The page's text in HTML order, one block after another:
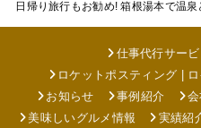
日帰り旅行もお勧め! 箱根湯本で温
仕事代行サービ
ロケットポスティング | ロ
お知らせ
事例紹介
美味しいグルメ情報
実績紹